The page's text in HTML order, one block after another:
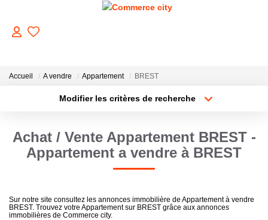
ACHETER
LOUER
Accueil A vendre Appartement BREST
Modifier les critères de recherche
Sélectionnez...
Type de bien
Surface min
Créer une alerte
Achat / Vente Appartement BREST -
Appartement a vendre à BREST
Sur notre site consultez les annonces immobilière de Appartement à vendre
BREST. Trouvez votre Appartement sur BREST grâce aux annonces
immobilières de Commerce city.